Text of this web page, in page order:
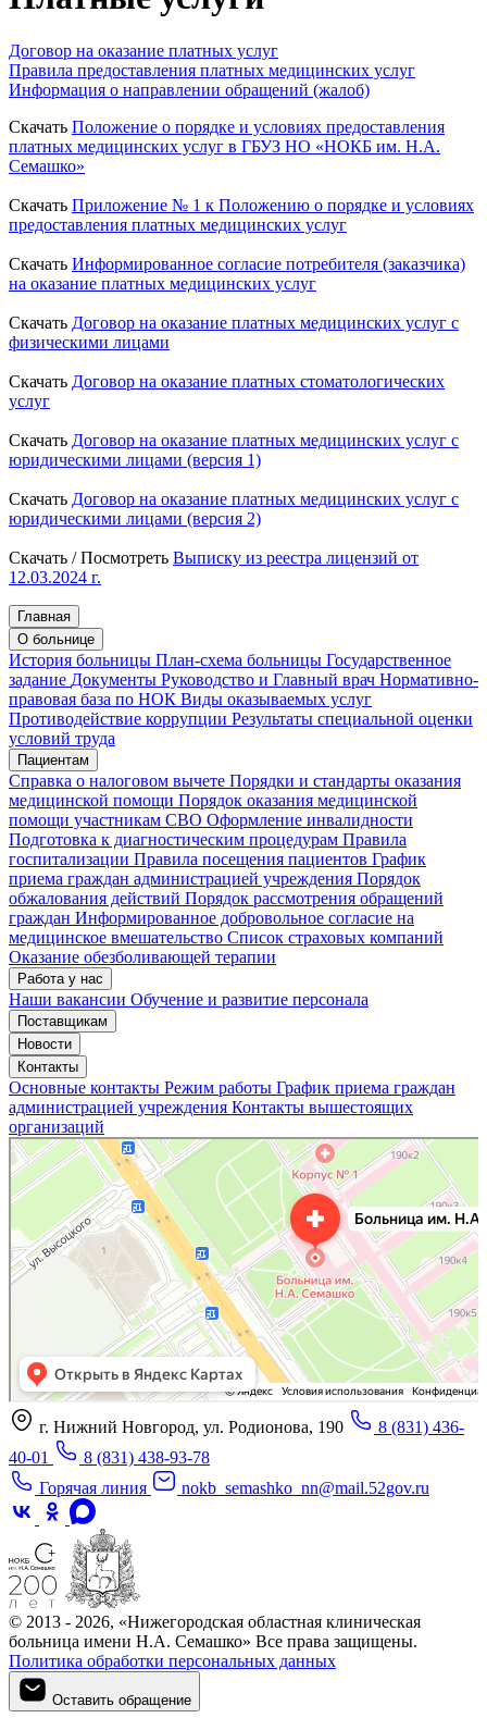
Договор на оказание платных услуг
Правила предоставления платных медицинских услуг
Информация о направлении обращений (жалоб)
Скачать Положение о порядке и условиях предоставления
платных медицинских услуг в ГБУЗ НО «НОКБ им. Н.А.
Семашко»
Скачать Приложение № 1 к Положению о порядке и условиях
предоставления платных медицинских услуг
Скачать Информированное согласие потребителя (заказчика)
на оказание платных медицинских услуг
Скачать Договор на оказание платных медицинских услуг с
физическими лицами
Скачать Договор на оказание платных стоматологических
услуг
Скачать Договор на оказание платных медицинских услуг с
юридическими лицами (версия 1)
Скачать Договор на оказание платных медицинских услуг с
юридическими лицами (версия 2)
Скачать / Посмотреть Выписку из реестра лицензий от
12.03.2024 г.
Главная
О больнице
История больницы План-схема больницы Государственное
задание Документы Руководство и Главный врач Нормативно-
правовая база по НОК Виды оказываемых услуг
Противодействие коррупции Результаты специальной оценки
условий труда
Пациентам
Справка о налоговом вычете Порядки и стандарты оказания
медицинской помощи Порядок оказания медицинской
помощи участникам СВО Оформление инвалидности
Подготовка к диагностическим процедурам Правила
госпитализации Правила посещения пациентов График
приема граждан администрацией учреждения Порядок
обжалования действий Порядок рассмотрения обращений
граждан Информированное добровольное согласие на
медицинское вмешательство Список страховых компаний
Оказание обезболивающей терапии
Работа у нас
Наши вакансии Обучение и развитие персонала
Поставщикам
Новости
Контакты
Основные контакты Режим работы График приема граждан
администрацией учреждения Контакты вышестоящих
организаций
«Нижегородская областная клиническая больница имени Н.А. Семашко»
Отделение больницы, госпиталя в Нижнем Новгороде
Больница для взрослых в Нижнем Новгороде
г. Нижний Новгород, ул. Родионова, 190
8 (831) 436-
40-01
8 (831) 438-93-78
Горячая линия
nokb_semashko_nn@mail.52gov.ru
© 2013 - 2026, «Нижегородская областная клиническая
больница имени Н.А. Семашко» Все права защищены.
Политика обработки персональных данных
Оставить обращение